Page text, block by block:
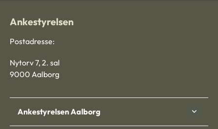
Ankestyrelsen
Postadresse:
Nytorv 7, 2. sal
9000 Aalborg
Ankestyrelsen Aalborg